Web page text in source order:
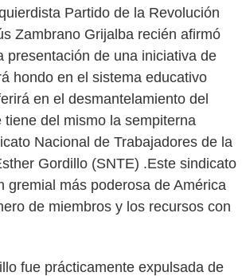
Partido de la Revolución
Zambrano Grijalba recién afirmó
presentación de una iniciativa de
hondo en el sistema educativo
en el desmantelamiento del
tiene del mismo la sempiterna
Nacional de Trabajadores de la
Gordillo (SNTE) .Este sindicato
gremial más poderosa de América
de miembros y los recursos con
fue prácticamente expulsada de